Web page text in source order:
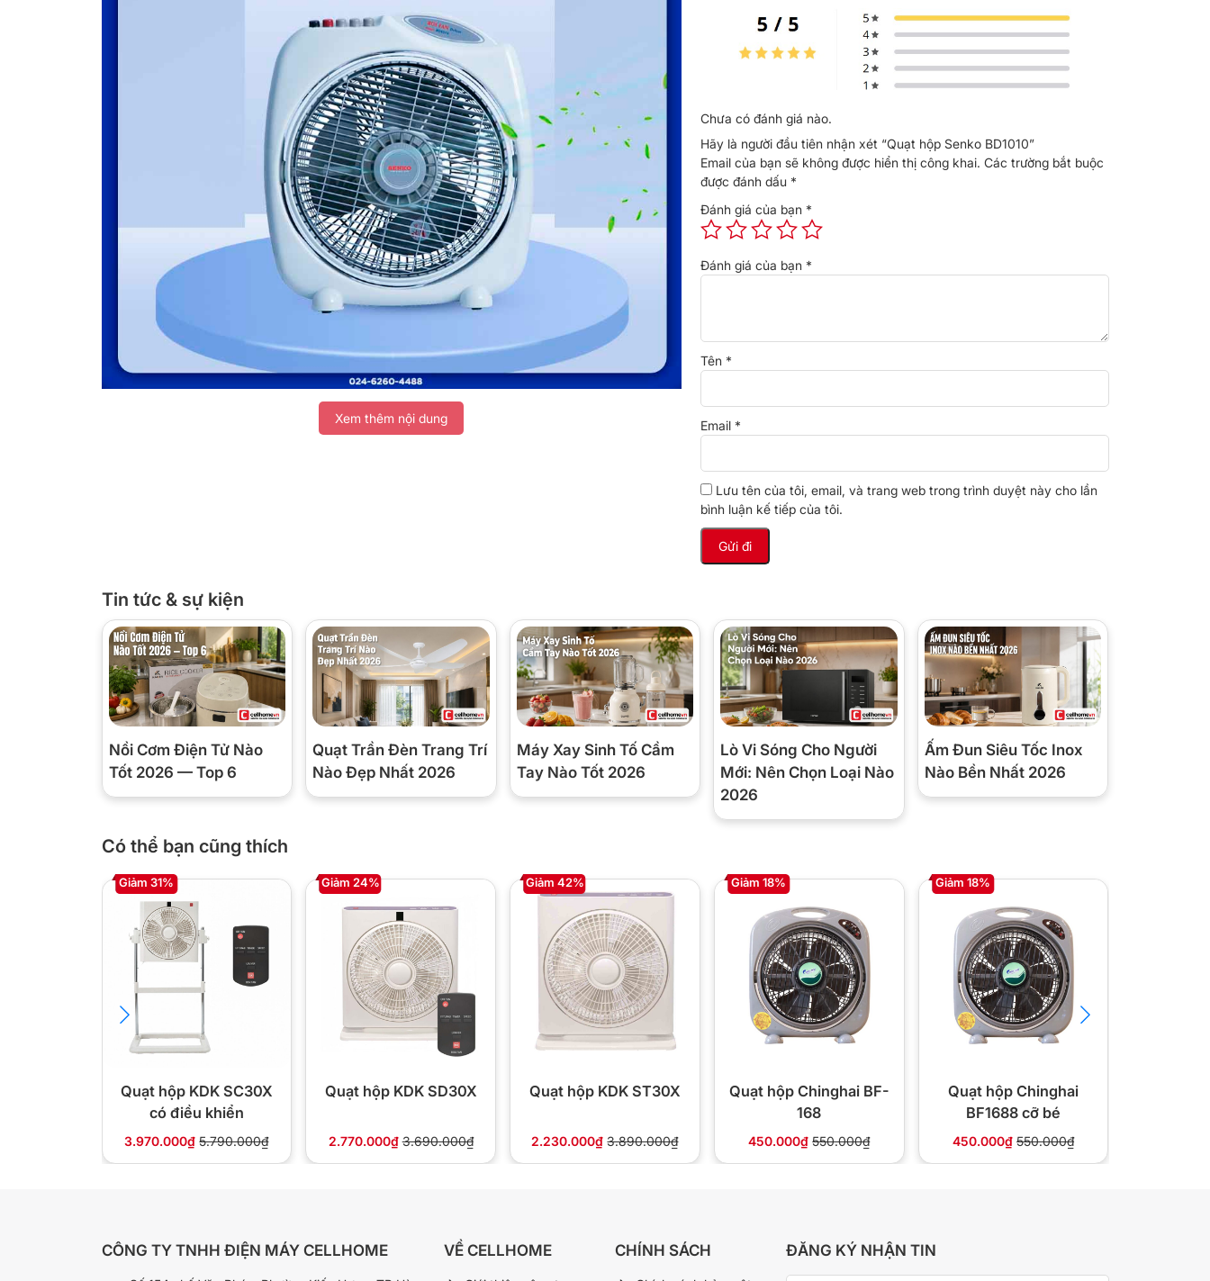
Xem thêm nội dung
Chưa có đánh giá nào.
Hãy là người đầu tiên nhận xét “Quạt hộp Senko BD1010”
Email của bạn sẽ không được hiển thị công khai. Các trường bắt buộc
được đánh dấu *
Đánh giá của bạn *
Đánh giá của bạn *
Tên *
Email *
Lưu tên của tôi, email, và trang web trong trình duyệt này cho lần
bình luận kế tiếp của tôi.
Tin tức & sự kiện
Nồi Cơm Điện Tử Nào
Tốt 2026 — Top 6
Quạt Trần Đèn Trang Trí
Nào Đẹp Nhất 2026
Máy Xay Sinh Tố Cầm
Tay Nào Tốt 2026
Lò Vi Sóng Cho Người
Mới: Nên Chọn Loại Nào
2026
Ấm Đun Siêu Tốc Inox
Nào Bền Nhất 2026
Có thể bạn cũng thích
Giảm 31%
Quạt hộp KDK SC30X
có điều khiển
3.970.000₫ 5.790.000₫
Giảm 24%
Quạt hộp KDK SD30X
2.770.000₫ 3.690.000₫
Giảm 42%
Quạt hộp KDK ST30X
2.230.000₫ 3.890.000₫
Giảm 18%
Quạt hộp Chinghai BF-
168
450.000₫ 550.000₫
Giảm 18%
Quạt hộp Chinghai
BF1688 cỡ bé
450.000₫ 550.000₫
CÔNG TY TNHH ĐIỆN MÁY CELLHOME VỀ CELLHOME CHÍNH SÁCH ĐĂNG KÝ NHẬN TIN